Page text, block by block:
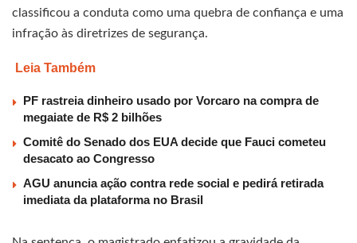
classificou a conduta como uma quebra de confiança e uma
infração às diretrizes de segurança.
Leia Também
PF rastreia dinheiro usado por Vorcaro na compra de
megaiate de R$ 2 bilhões
Comitê do Senado dos EUA decide que Fauci cometeu
desacato ao Congresso
AGU anuncia ação contra rede social e pedirá retirada
imediata da plataforma no Brasil